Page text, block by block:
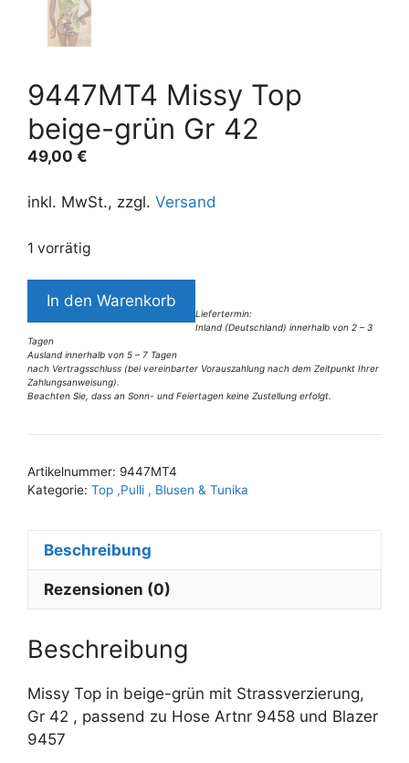
9447MT4 Missy Top
beige-grün Gr 42
49,00 €
inkl. MwSt., zzgl. Versand
1 vorrätig
9447MT4
Missy
Top
beige-
grün
Gr
In den Warenkorb
Liefertermin:
Inland (Deutschland) innerhalb von 2 – 3
Tagen
Ausland innerhalb von 5 – 7 Tagen
nach Vertragsschluss (bei vereinbarter Vorauszahlung nach dem Zeitpunkt Ihrer
Zahlungsanweisung).
Beachten Sie, dass an Sonn- und Feiertagen keine Zustellung erfolgt.
l
e
t
e
Artikelnummer: 9447MT4
Kategorie: Top ,Pulli , Blusen & Tunika
Beschreibung
Rezensionen (0)
Beschreibung
Missy Top in beige-grün mit Strassverzierung,
Gr 42 , passend zu Hose Artnr 9458 und Blazer
9457